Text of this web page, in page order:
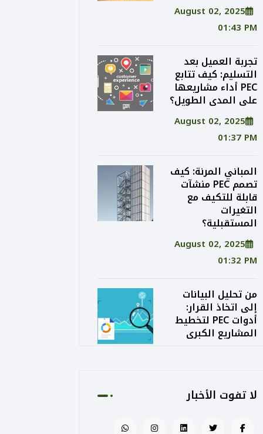
August 02, 2025
01:43 PM
تجربة العميل بعد
التسليم: كيف تتابع
PEC أداء مشاريعها
على المدى الطويل؟
August 02, 2025
01:37 PM
المباني المرنة: كيف
تصمم PEC منشآت
قابلة للتكيف مع
التغيرات
المستقبلية؟
August 02, 2025
01:32 PM
من تحليل البيانات
إلى اتخاذ القرار:
أدوات PEC لتخطيط
المشاريع الكبرى
الاستدامة الاقتصادية
توازن PEC بين
لا تفوت الأخبار